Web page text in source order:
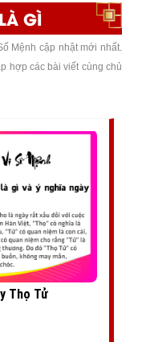
GÌ
Mệnh cập nhật mới nhất.
hợp các bài viết cùng chủ
Thọ Tử